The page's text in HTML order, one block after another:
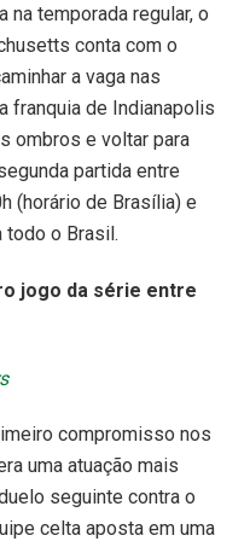
na temporada regular, o
conta com o
a vaga nas
franquia de Indianapolis
ombros e voltar para
partida entre
(horário de Brasília) e
todo o Brasil.
jogo da série entre
compromisso nos
uma atuação mais
seguinte contra o
celta aposta em uma